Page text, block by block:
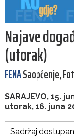
Najave
(utorak)
FENASaopćenje,
SARAJEVO, 15.
utorak, 16. juna
Sadržaj dostupan